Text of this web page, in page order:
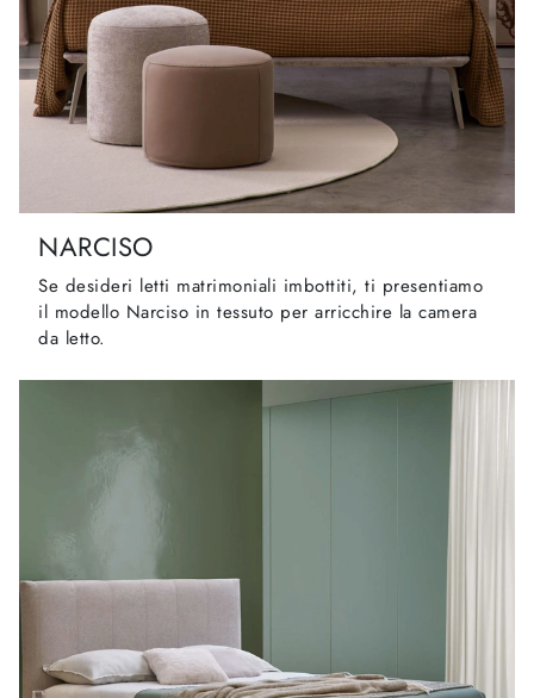
NARCISO
Se desideri letti matrimoniali imbottiti, ti presentiamo
il modello Narciso in tessuto per arricchire la camera
da letto.